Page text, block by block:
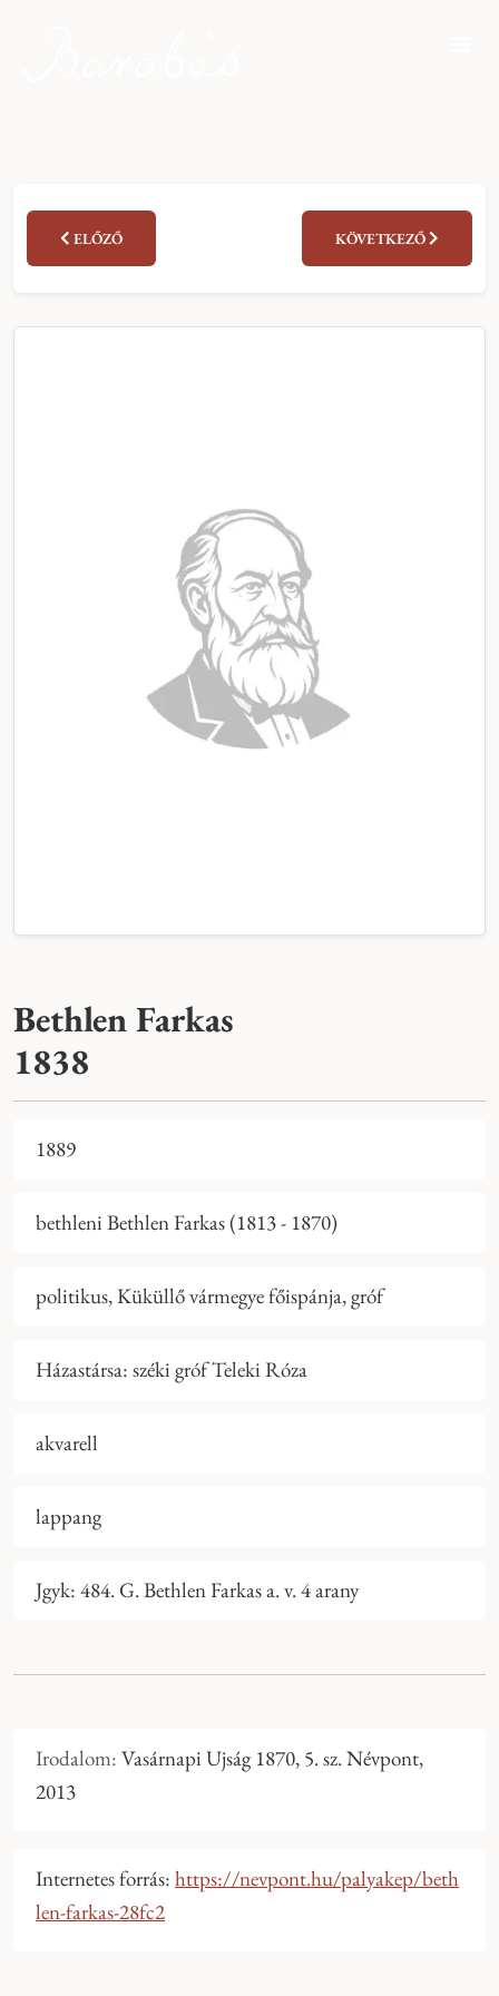
ELŐZŐ KÖVETKEZŐ
Bethlen Farkas
1838
1889
bethleni Bethlen Farkas (1813 - 1870)
politikus, Küküllő vármegye főispánja, gróf
Házastársa: széki gróf Teleki Róza
akvarell
lappang
Jgyk: 484. G. Bethlen Farkas a. v. 4 arany
Irodalom: Vasárnapi Ujság 1870, 5. sz. Névpont,
2013
Internetes forrás: https://nevpont.hu/palyakep/beth
len-farkas-28fc2